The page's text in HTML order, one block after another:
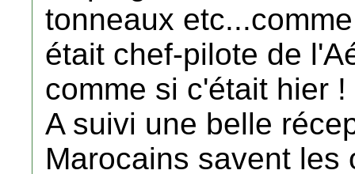
tonneaux
était chef-pilote de
comme si c'était hier !
A suivi une belle
Marocains savent les